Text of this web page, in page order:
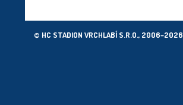
© HC STADION VRCHLABÍ S.R.O., 2006–2026